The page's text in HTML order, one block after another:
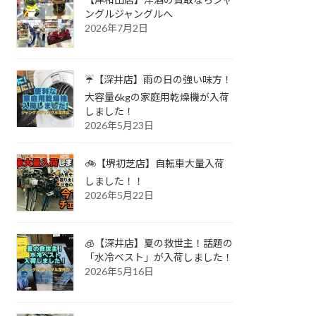
ングルジャングルへ
2026年7月2日
☔【深井店】雨の日の強い味方！
大容量6kgの家庭用乾燥機が入荷
しました！
2026年5月23日
🚲【堺初芝店】自転車大量入荷
しました！！
2026年5月22日
🧊【深井店】夏の救世主！話題の
「水冷ベスト」が入荷しました！
2026年5月16日